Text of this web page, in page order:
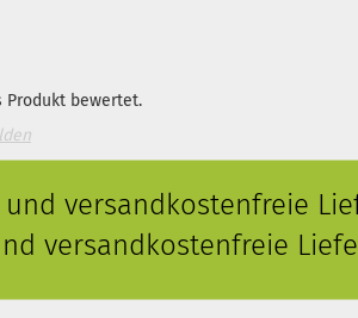
Produkt bewertet.
versandkostenfreie
versandkostenfreie